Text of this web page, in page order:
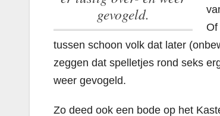
gevogeld.
Of
tussen schoon volk dat later
zeggen dat spelletjes rond seks
weer gevogeld.
Zo deed ook een bode op het